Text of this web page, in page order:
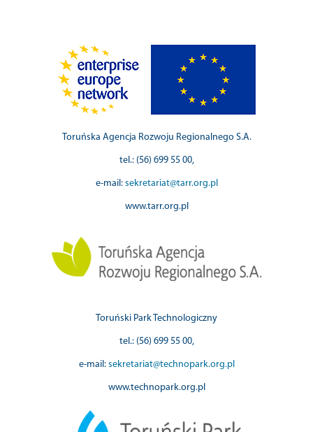
Toruńska Agencja Rozwoju Regionalnego S.A.
tel.: (56) 699 55 00,
e-mail: sekretariat@tarr.org.pl
www.tarr.org.pl
Toruński Park Technologiczny
tel.: (56) 699 55 00,
e-mail: sekretariat@technopark.org.pl
www.technopark.org.pl